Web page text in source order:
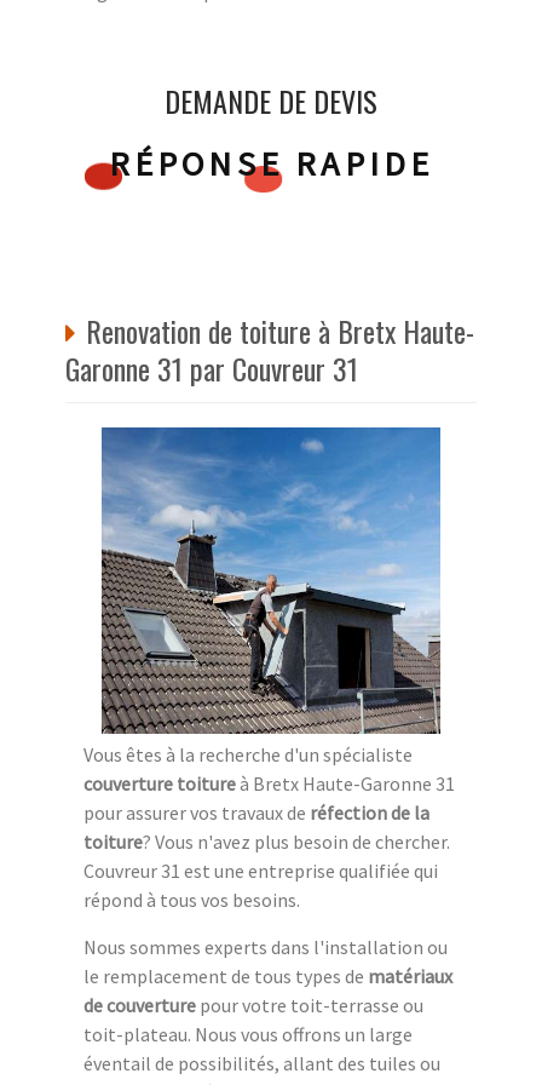
DEMANDE DE DEVIS
RÉPONSE RAPIDE
Renovation de toiture à Bretx Haute-
Garonne 31 par Couvreur 31
Vous êtes à la recherche d'un spécialiste
couverture toitureà Bretx Haute-Garonne 31
pour assurer vos travaux de réfection de la
toiture? Vous n'avez plus besoin de chercher.
Couvreur 31 est une entreprise qualifiée qui
répond à tous vos besoins.
Nous sommes experts dans l'installation ou
le remplacement de tous types de matériaux
de couverture pour votre toit-terrasse ou
toit-plateau. Nous vous offrons un large
éventail de possibilités, allant des tuiles ou